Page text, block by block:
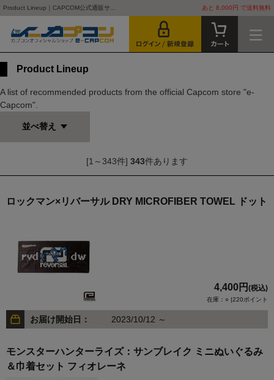
Product Lineup｜CAPCOM公式通販サ... あと 8,000円 で送料無料
Product Lineup
A list of recommended products from the official Capcom store "e-
Capcom".
並べ替え
[1～343件] 343件あります
ロックマン×リバーサル DRY MICROFIBER TOWEL ドット
4,400円 (税込)
在庫：○ |220ポイント
お届け開始日： 2023/10/12 ～
モンスターハンターライズ：サンブレイク ミニぬいぐるみ
＆巾着セット フィオレーネ